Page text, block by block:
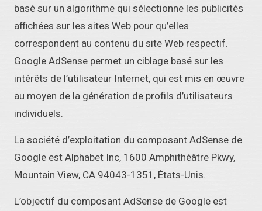
basé sur un algorithme qui sélectionne les publicités
affichées sur les sites Web pour qu’elles
correspondent au contenu du site Web respectif.
Google AdSense permet un ciblage basé sur les
intérêts de l’utilisateur Internet, qui est mis en œuvre
au moyen de la génération de profils d’utilisateurs
individuels.
La société d’exploitation du composant AdSense de
Google est Alphabet Inc, 1600 Amphithéâtre Pkwy,
Mountain View, CA 94043-1351, États-Unis.
L’objectif du composant AdSense de Google est